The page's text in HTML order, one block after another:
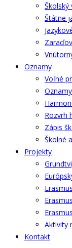
Školský
Štátne
Oznamy
Voľné
Rozvrh
Zápis
Školné
Projekty
Aktivity
Kontakt